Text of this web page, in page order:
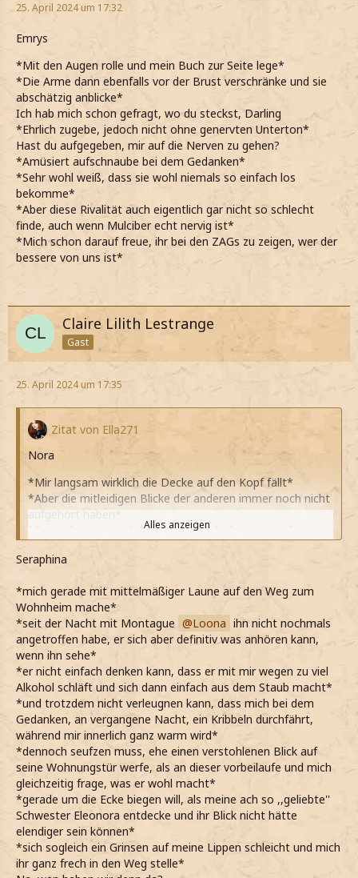
25. April 2024 um 17:32
Emrys
*Mit den Augen rolle und mein Buch zur Seite lege*
*Die Arme dann ebenfalls vor der Brust verschränke und sie
abschätzig anblicke*
Ich hab mich schon gefragt, wo du steckst, Darling
*Ehrlich zugebe, jedoch nicht ohne genervten Unterton*
Hast du aufgegeben, mir auf die Nerven zu gehen?
*Amüsiert aufschnaube bei dem Gedanken*
*Sehr wohl weiß, dass sie wohl niemals so einfach los
bekomme*
*Aber diese Rivalität auch eigentlich gar nicht so schlecht
finde, auch wenn Mulciber echt nervig ist*
*Mich schon darauf freue, ihr bei den ZAGs zu zeigen, wer der
bessere von uns ist*
Claire Lilith Lestrange
Gast
25. April 2024 um 17:35
Zitat von Ella271
Nora
*Mir langsam wirklich die Decke auf den Kopf fällt*
*Aber die mitleidigen Blicke der anderen immer noch nicht
aufgehört haben*
*Das echt unerträglich ist und mich bisher nur noch weiter
*Das Gespräch mit Daniel sehr schön war und froh bin,
*Nur wünschte, dass die anderen auch so normal mit mir
umgehen würden*
*Seufzend mir Schuhe und Jacke anziehe und die Wohnung
schließlich doch verlasse*
*Keinen Moment länger auf der Couch sitzen kann, sonst
wirklich noch verrückt werde*
*Nicht einmal ganz aus dem WH hinaus bin, als jedoch
auch schon wieder direkt umdrehen will*
*Mir meine ach so tolle Schwester nämlich prompt
entgegen kommt*
*Nur mit den Augen rolle und einfach versuche, an ihr
vorbei zu gehen, ohne sie anzufallen*
*Echt nicht verstehe, wie sie die ganze Situation dem
Anschein nach überhaupt nicht mitnimmt*
Alles anzeigen
Seraphina
*mich gerade mit mittelmäßiger Laune auf den Weg zum
Wohnheim mache*
*seit der Nacht mit Montague
Loona ihn nicht nochmals
angetroffen habe, er sich aber definitiv was anhören kann,
wenn ihn sehe*
*er nicht einfach denken kann, dass er mit mir wegen zu viel
Alkohol schläft und sich dann einfach aus dem Staub macht*
*und trotzdem nicht verleugnen kann, dass mich bei dem
Gedanken, an vergangene Nacht, ein Kribbeln durchfährt,
während mir innerlich ganz warm wird*
*dennoch seufzen muss, ehe einen verstohlenen Blick auf
seine Wohnungstür werfe, als an dieser vorbeilaufe und mich
gleichzeitig frage, was er wohl macht*
*gerade um die Ecke biegen will, als meine ach so ,,geliebte''
Schwester Eleonora entdecke und ihr Blick nicht hätte
elendiger sein können*
*sich sogleich ein Grinsen auf meine Lippen schleicht und mich
ihr ganz frech in den Weg stelle*